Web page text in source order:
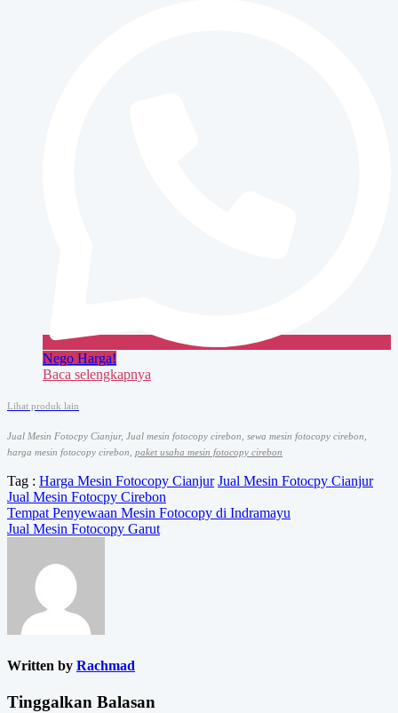
Nego Harga!
Baca selengkapnya
Lihat produk lain
Jual Mesin Fotocpy Cianjur, Jual mesin fotocopy cirebon, sewa mesin fotocopy cirebon,
harga mesin fotocopy cirebon, paket usaha mesin fotocopy cirebon
Tag : Harga Mesin Fotocopy Cianjur Jual Mesin Fotocpy Cianjur
Jual Mesin Fotocpy Cirebon
Navigasi
pos
Tempat Penyewaan Mesin Fotocopy di Indramayu
Jual Mesin Fotocopy Garut
Written by Rachmad
Tinggalkan Balasan